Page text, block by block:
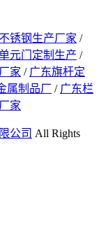
锈钢生产厂家 /
元门定制生产 /
家 / 广东旗杆定
属制品厂 / 广东栏
家
公司 All Rights